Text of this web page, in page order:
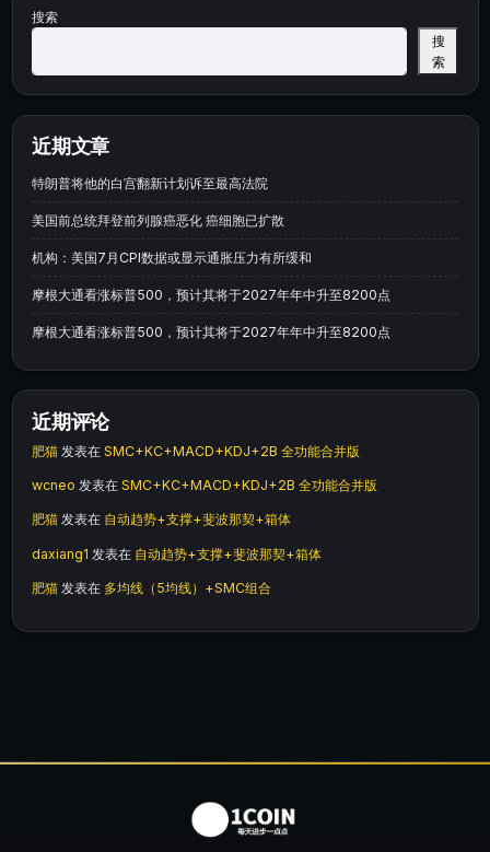
搜索
搜
索
近期文章
特朗普将他的白宫翻新计划诉至最高法院
美国前总统拜登前列腺癌恶化 癌细胞已扩散
机构：美国7月CPI数据或显示通胀压力有所缓和
摩根大通看涨标普500，预计其将于2027年年中升至8200点
摩根大通看涨标普500，预计其将于2027年年中升至8200点
近期评论
肥猫 发表在 SMC+KC+MACD+KDJ+2B 全功能合并版
wcneo 发表在 SMC+KC+MACD+KDJ+2B 全功能合并版
肥猫 发表在 自动趋势+支撑+斐波那契+箱体
daxiang1 发表在 自动趋势+支撑+斐波那契+箱体
肥猫 发表在 多均线（5均线）+SMC组合